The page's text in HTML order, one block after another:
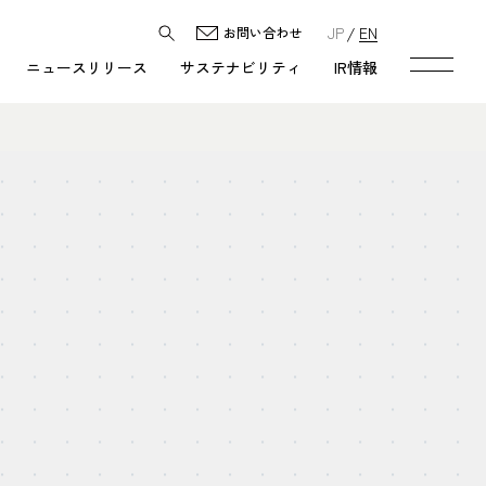
ニュースリリース サステナビリティ IR情報
お問い合わせ JP EN